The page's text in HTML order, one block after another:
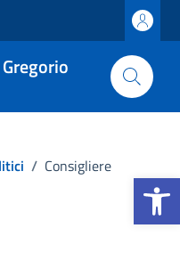
Apri la
/ Consigliere